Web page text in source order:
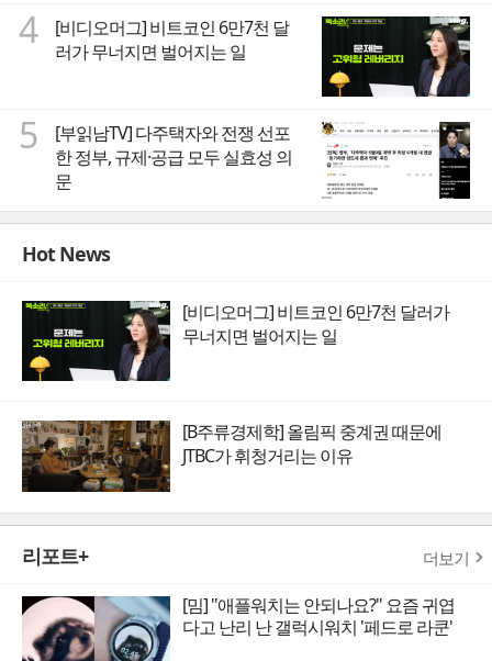
4
[비디오머그] 비트코인 6만7천 달
러가 무너지면 벌어지는 일
5
[부읽남TV] 다주택자와 전쟁 선포
한 정부, 규제·공급 모두 실효성 의
문
Hot News
[비디오머그] 비트코인 6만7천 달러가
무너지면 벌어지는 일
[B주류경제학] 올림픽 중계권 때문에
JTBC가 휘청거리는 이유
리포트+ 더보기
[밈] "애플워치는 안되나요?" 요즘 귀엽
다고 난리 난 갤럭시워치 '페드로 라쿤'